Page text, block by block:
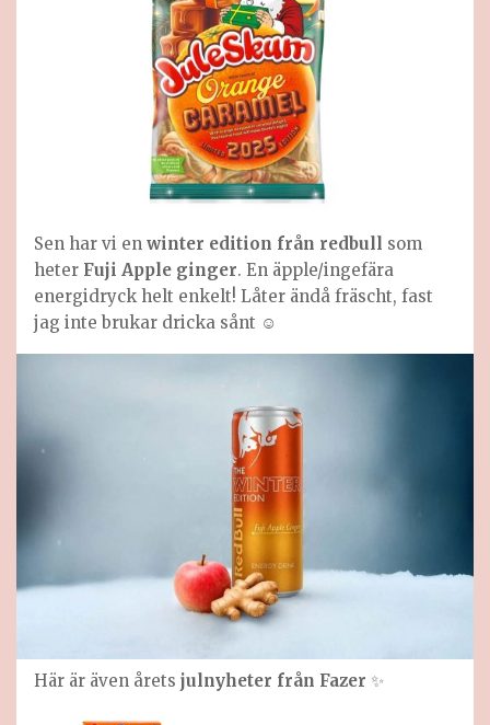
Sen har vi en winter edition från redbull som
heter Fuji Apple ginger. En äpple/ingefära
energidryck helt enkelt! Låter ändå fräscht, fast
jag inte brukar dricka sånt ☺️
Här är även årets julnyheter från Fazer ✨